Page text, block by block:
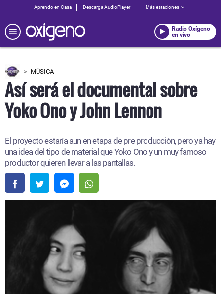
Aprendo en Casa Descarga AudioPlayer Más estaciones
Radio Oxígeno
en vivo
MÚSICA
Así será el documental sobre
Yoko Ono y John Lennon
El proyecto estaría aun en etapa de pre producción, pero ya hay
una idea del tipo de material que Yoko Ono y un muy famoso
productor quieren llevar a las pantallas.